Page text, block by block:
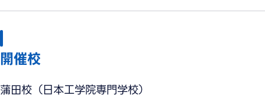
開催校
蒲田校（日本工学院専門学校）